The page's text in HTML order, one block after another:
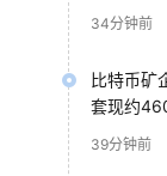
34分钟前
比特币矿
套现约
39分钟前